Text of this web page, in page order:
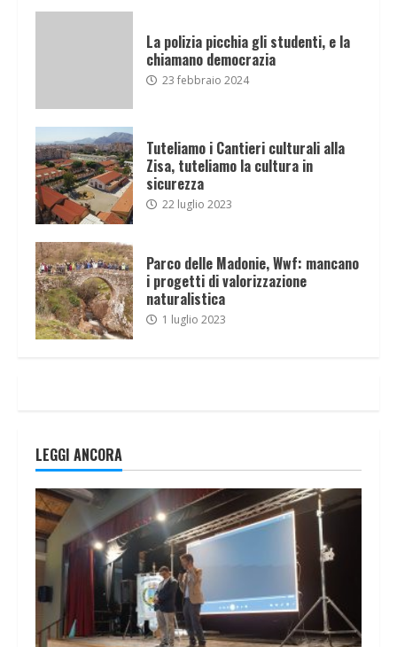
La polizia picchia gli studenti, e la
chiamano democrazia
23 febbraio 2024
Tuteliamo i Cantieri culturali alla
Zisa, tuteliamo la cultura in
sicurezza
22 luglio 2023
Parco delle Madonie, Wwf: mancano
i progetti di valorizzazione
naturalistica
1 luglio 2023
LEGGI ANCORA